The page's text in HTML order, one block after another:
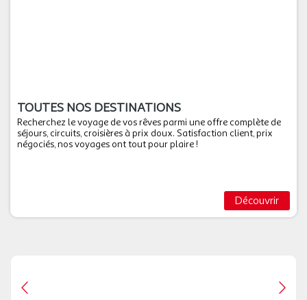
TOUTES NOS DESTINATIONS
Recherchez le voyage de vos rêves parmi une offre complète de
séjours, circuits, croisières à prix doux. Satisfaction client, prix
négociés, nos voyages ont tout pour plaire !
Découvrir